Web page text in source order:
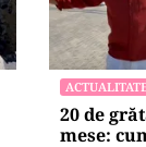
20 de
mese: